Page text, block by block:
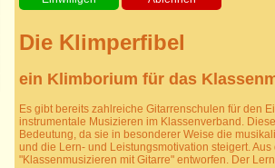
Die Klimperfibel
ein Klimborium für das
Es gibt bereits zahlreiche Gitarrenschulen für den
instrumentale Musizieren im Klassenverband.
Bedeutung, da sie in besonderer Weise die
und die Lern- und Leistungsmotivation steigert.
"Klassenmusizieren mit Gitarre" entworfen. Der